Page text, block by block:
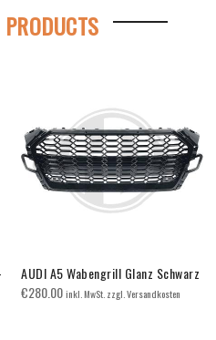
AUDI A5 Wabengrill Glanz Schwarz
€280.00inkl. MwSt. zzgl. Versandkosten